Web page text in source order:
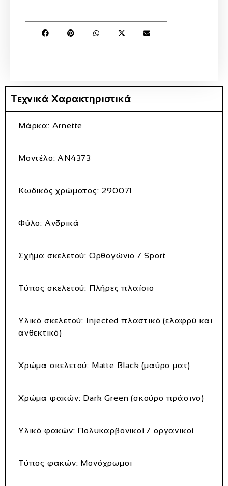
Τεχνικά Χαρακτηριστικά
Μάρκα: Arnette
Μοντέλο:AN4373
Κωδικός χρώματος: 290071
Φύλο: Ανδρικά
Σχήμα σκελετού: Ορθογώνιο / Sport
Τύπος σκελετού: Πλήρες πλαίσιο
Υλικό σκελετού: Injected πλαστικό (ελαφρύ και
ανθεκτικό)
Χρώμα σκελετού: Matte Black (μαύρο ματ)
Χρώμα φακών: Dark Green (σκούρο πράσινο)
Υλικό φακών: Πολυκαρβονικοί / οργανικοί
Τύπος φακών: Μονόχρωμοι